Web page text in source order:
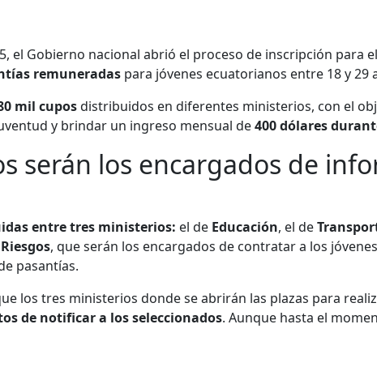
el Gobierno nacional abrió el proceso de inscripción para
remuneradas para jóvenes ecuatorianos entre 18 y 29
mil cuposdistribuidos en diferentes ministerios, con el
y brindar un ingreso mensual de400 dólares
serán los encargados de
entre tres ministerios: el de Educación, el de
, que serán los encargados de contratar a los
pasantías.
los tres ministerios donde se abrirán las plazas para
de notificar a los seleccionados. Aunque hasta el